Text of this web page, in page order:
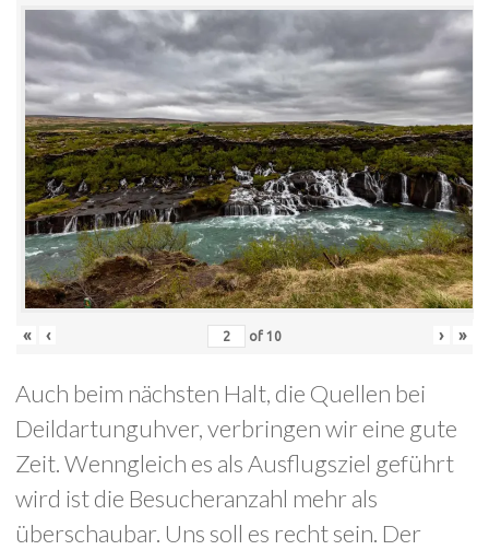
« ‹ of 10 › »
Auch beim nächsten Halt, die Quellen bei
Deildartunguhver, verbringen wir eine gute
Zeit. Wenngleich es als Ausflugsziel geführt
wird ist die Besucheranzahl mehr als
überschaubar. Uns soll es recht sein. Der